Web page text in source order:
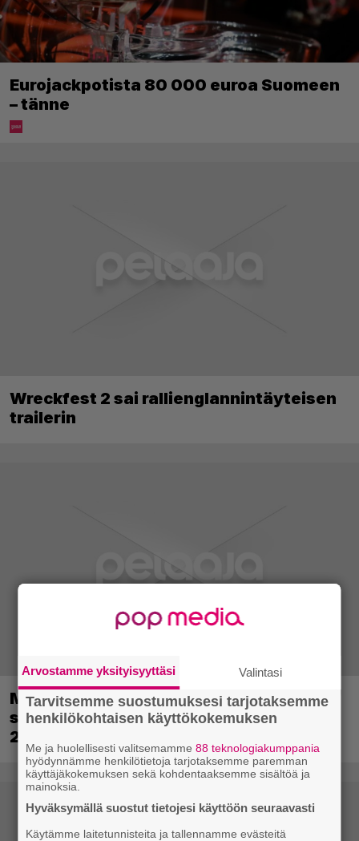
Eurojackpotista 80 000 euroa Suomeen
– tänne
Wreckfest 2 sai rallienglannintäyteisen
trailerin
Metsästyssimulaattorin jatko-osa
saapuu ensi kuussa – Way of the Hunter
2 päivättiin
Arvostamme yksityisyyttäsi Valintasi
Tarvitsemme suostumuksesi tarjotaksemme
henkilökohtaisen käyttökokemuksen
Me ja huolellisesti valitsemamme88 teknologiakumppania
hyödynnämme henkilötietoja tarjotaksemme paremman
käyttäjäkokemuksen sekä kohdentaaksemme sisältöä ja
mainoksia.
Hyväksymällä suostut tietojesi käyttöön seuraavasti
Käytämme laitetunnisteita ja tallennamme evästeitä